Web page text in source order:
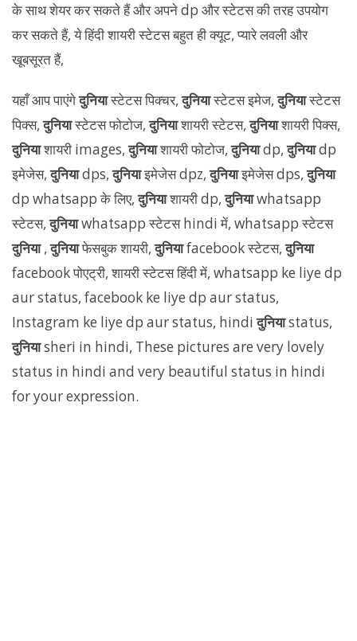
के साथ शेयर कर सकते हैं और अपने dp और स्टेटस की तरह उपयोग
कर सकते हैं, ये हिंदी शायरी स्टेटस बहुत ही क्यूट, प्यारे लवली और
खूबसूरत हैं,
यहाँ आप पाएंगेदुनियास्टेटस पिक्चर,दुनियास्टेटस इमेज,दुनियास्टेटस
पिक्स,दुनियास्टेटस फोटोज,दुनियाशायरी स्टेटस,दुनियाशायरी पिक्स,
दुनियाशायरी images,दुनियाशायरी फोटोज,दुनियाdp,दुनियाdp
इमेजेस,दुनियाdps,दुनियाइमेजेस dpz,दुनियाइमेजेस dps,दुनिया
dp whatsapp के लिए,दुनियाशायरी dp,दुनियाwhatsapp
स्टेटस,दुनियाwhatsapp स्टेटस hindi में, whatsapp स्टेटस
दुनिया,दुनियाफेसबुक शायरी,दुनियाfacebook स्टेटस,दुनिया
facebook पोएट्री, शायरी स्टेटस हिंदी में, whatsapp ke liye dp
aur status, facebook ke liye dp aur status,
Instagram ke liye dp aur status, hindiदुनियाstatus,
दुनियाsheri in hindi, These pictures are very lovely
status in hindi and very beautiful status in hindi
for your expression.